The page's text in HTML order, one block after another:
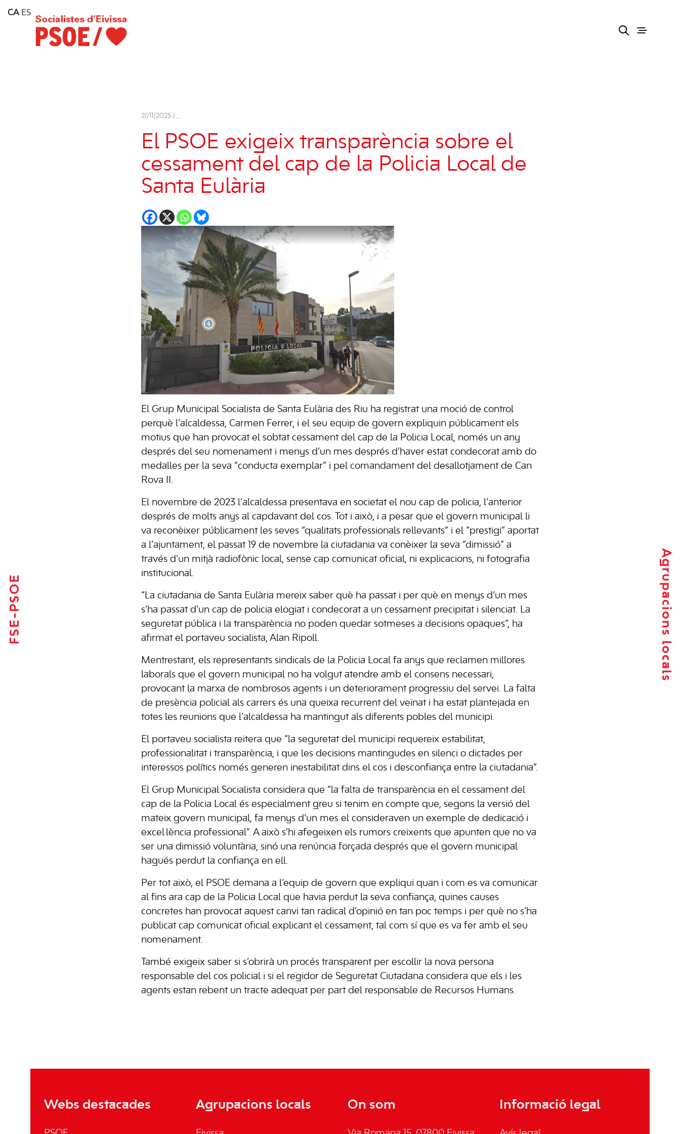
Consell Insular d'Eivissa
Services
FSE-PSOE Agrupacions locals
21/11/2025 / , ,
El PSOE exigeix transparència sobre el
cessament del cap de la Policia Local de
Santa Eulària
El Grup Municipal Socialista de Santa Eulària des Riu ha registrat una moció de control
perquè l’alcaldessa, Carmen Ferrer, i el seu equip de govern expliquin públicament els
motius que han provocat el sobtat cessament del cap de la Policia Local, només un any
després del seu nomenament i menys d’un mes després d’haver estat condecorat amb do
medalles per la seva “conducta exemplar” i pel comandament del desallotjament de Can
Rova II.
El novembre de 2023 l’alcaldessa presentava en societat el nou cap de policia, l’anterior
després de molts anys al capdavant del cos. Tot i això, i a pesar que el govern municipal li
va reconèixer públicament les seves “qualitats professionals rellevants” i el “prestigi” aportat
a l’ajuntament, el passat 19 de novembre la ciutadania va conèixer la seva “dimissió” a
través d’un mitjà radiofònic local, sense cap comunicat oficial, ni explicacions, ni fotografia
institucional.
“La ciutadania de Santa Eulària mereix saber què ha passat i per què en menys d’un mes
s’ha passat d’un cap de policia elogiat i condecorat a un cessament precipitat i silenciat. La
seguretat pública i la transparència no poden quedar sotmeses a decisions opaques”, ha
afirmat el portaveu socialista, Alan Ripoll.
Mentrestant, els representants sindicals de la Policia Local fa anys que reclamen millores
laborals que el govern municipal no ha volgut atendre amb el consens necessari,
provocant la marxa de nombrosos agents i un deteriorament progressiu del servei. La falta
de presència policial als carrers és una queixa recurrent del veïnat i ha estat plantejada en
totes les reunions que l’alcaldessa ha mantingut als diferents pobles del municipi.
El portaveu socialista reitera que “la seguretat del municipi requereix estabilitat,
professionalitat i transparència, i que les decisions mantingudes en silenci o dictades per
interessos polítics només generen inestabilitat dins el cos i desconfiança entre la ciutadania”.
El Grup Municipal Socialista considera que “la falta de transparència en el cessament del
cap de la Policia Local és especialment greu si tenim en compte que, segons la versió del
mateix govern municipal, fa menys d’un mes el consideraven un exemple de dedicació i
excel·lència professional”. A això s’hi afegeixen els rumors creixents que apunten que no va
ser una dimissió voluntària, sinó una renúncia forçada després que el govern municipal
hagués perdut la confiança en ell.
Per tot això, el PSOE demana a l’equip de govern que expliqui quan i com es va comunicar
al fins ara cap de la Policia Local que havia perdut la seva confiança, quines causes
concretes han provocat aquest canvi tan radical d’opinió en tan poc temps i per què no s’ha
publicat cap comunicat oficial explicant el cessament, tal com sí que es va fer amb el seu
nomenament.
També exigeix saber si s’obrirà un procés transparent per escollir la nova persona
responsable del cos policial i si el regidor de Seguretat Ciutadana considera que els i les
agents estan rebent un tracte adequat per part del responsable de Recursos Humans.
Webs destacades Agrupacions locals On som Informació legal
CA ES